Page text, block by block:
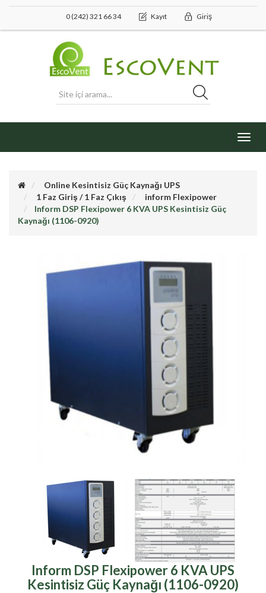
0 (242) 321 66 34 Kayıt Giriş
Online Kesintisiz Güç Kaynağı UPS
1 Faz Giriş / 1 Faz Çıkış
inform Flexipower
Inform DSP Flexipower 6 KVA UPS Kesintisiz Güç
Kaynağı (1106-0920)
Inform DSP Flexipower 6 KVA UPS
Kesintisiz Güç Kaynağı (1106-0920)